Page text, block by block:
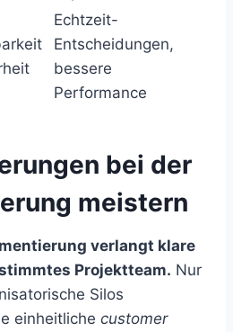
Echtzeit-
Entscheidungen,
bessere
Performance
bei der
meistern
verlangt klare
Projektteam. Nur
Silos
einheitliche customer